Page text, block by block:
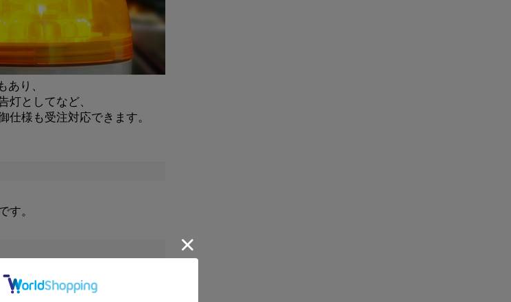
り、
灯としてなど、
様も受注対応できます。
す。
面にも光を透過させる光学的